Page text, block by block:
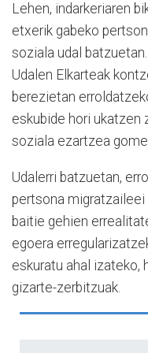
Lehen, indarkeriaren
etxerik gabeko
soziala udal
Udalen Elkarteak
berezietan
eskubide hori ukatzen
soziala ezartzea
Udalerri batzuetan,
pertsona migratzaileei
baitie gehien
egoera
eskuratu ahal izateko,
gizarte-zerbitzuak.